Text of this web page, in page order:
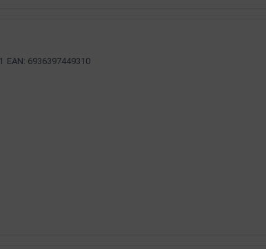
EAN: 6936397449310